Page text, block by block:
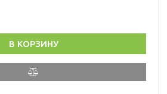
В КОРЗИНУ